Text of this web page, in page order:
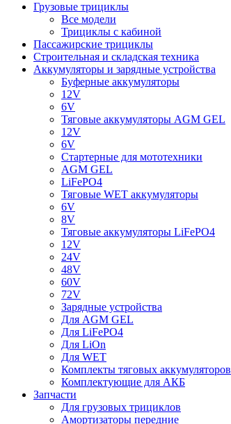
Грузовые трициклы
Все модели
Трициклы с кабиной
Пассажирские трициклы
Строительная и складская техника
Аккумуляторы и зарядные устройства
Буферные аккумуляторы
12V
6V
Тяговые аккумуляторы AGM GEL
12V
6V
Стартерные для мототехники
AGM GEL
LiFePO4
Тяговые WET аккумуляторы
6V
8V
Тяговые аккумуляторы LiFePO4
12V
24V
48V
60V
72V
Зарядные устройства
Для AGM GEL
Для LiFePO4
Для LiOn
Для WET
Комплекты тяговых аккумуляторов
Комплектующие для АКБ
Запчасти
Для грузовых трициклов
Амортизаторы передние